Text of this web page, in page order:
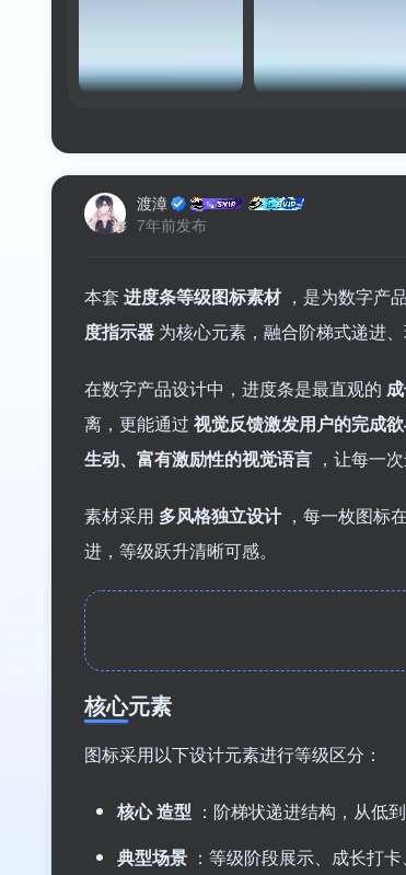
渡漳
7年前发布
本套 进度条等级图标素材 ，是为数字产
度指示器 为核心元素，融合阶梯式递进
在数字产品设计中，进度条是最直观的
离，更能通过 视觉反馈激发用户的完成
生动、富有激励性的视觉语言 ，让每一
素材采用 多风格独立设计 ，每一枚图标
进，等级跃升清晰可感。
核心元素
图标采用以下设计元素进行等级区分：
核心造型 ：阶梯状递进结构，从低
典型场景 ：等级阶段展示、成长打